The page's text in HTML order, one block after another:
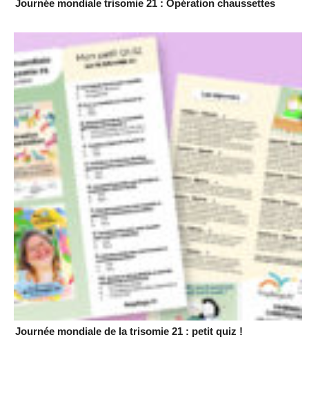
Journée mondiale trisomie 21 : Opération chaussettes
Journée mondiale de la trisomie 21 : petit quiz !